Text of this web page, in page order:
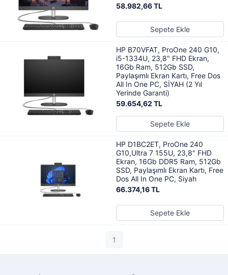
58.982,66 TL
Sepete Ekle
HP B70VFAT, ProOne 240 G10,
i5-1334U, 23,8" FHD Ekran,
16Gb Ram, 512Gb SSD,
Paylaşımlı Ekran Kartı, Free Dos
All In One PC, SİYAH (2 Yıl
Yerinde Garanti)
59.654,62 TL
Sepete Ekle
HP D1BC2ET, ProOne 240
G10,Ultra 7 155U, 23,8" FHD
Ekran, 16Gb DDR5 Ram, 512Gb
SSD, Paylaşımlı Ekran Kartı, Free
Dos All In One PC, Siyah
66.374,16 TL
Sepete Ekle
1